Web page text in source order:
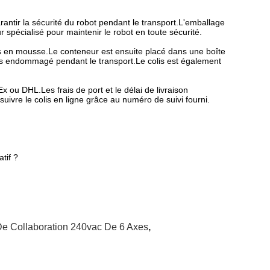
la sécurité du robot pendant le transport.L'emballage
pour maintenir le robot en toute sécurité.
mousse.Le conteneur est ensuite placé dans une boîte
pendant le transport.Le colis est également
ou DHL.Les frais de port et le délai de livraison
le colis en ligne grâce au numéro de suivi fourni.
?
Collaboration 240vac De 6 Axes,